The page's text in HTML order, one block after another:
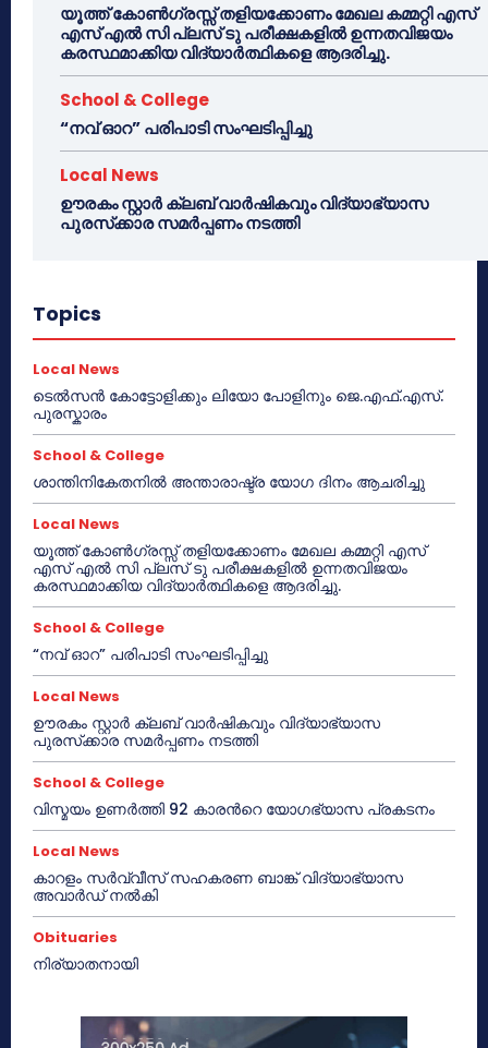
യൂത്ത് കോൺഗ്രസ്സ് തളിയക്കോണം മേഖല കമ്മറ്റി എസ്
എസ് എൽ സി പ്ലസ് ടു പരീക്ഷകളിൽ ഉന്നതവിജയം
കരസ്ഥമാക്കിയ വിദ്യാർത്ഥികളെ ആദരിച്ചു.
School & College
“നവ് ഓറ” പരിപാടി സംഘടിപ്പിച്ചു
Local News
ഊരകം സ്റ്റാർ ക്ലബ് വാർഷികവും വിദ്യാഭ്യാസ
പുരസ്‌ക്കാര സമർപ്പണം നടത്തി
Topics
Local News
ടെൽസൻ കോട്ടോളിക്കും ലിയോ പോളിനും ജെ.എഫ്.എസ്.
പുരസ്കാരം
School & College
ശാന്തിനികേതനിൽ അന്താരാഷ്ട്ര യോഗ ദിനം ആചരിച്ചു
Local News
യൂത്ത് കോൺഗ്രസ്സ് തളിയക്കോണം മേഖല കമ്മറ്റി എസ്
എസ് എൽ സി പ്ലസ് ടു പരീക്ഷകളിൽ ഉന്നതവിജയം
കരസ്ഥമാക്കിയ വിദ്യാർത്ഥികളെ ആദരിച്ചു.
School & College
“നവ് ഓറ” പരിപാടി സംഘടിപ്പിച്ചു
Local News
ഊരകം സ്റ്റാർ ക്ലബ് വാർഷികവും വിദ്യാഭ്യാസ
പുരസ്‌ക്കാര സമർപ്പണം നടത്തി
School & College
വിസ്മയം ഉണർത്തി 92 കാരൻറെ യോഗഭ്യാസ പ്രകടനം
Local News
കാറളം സർവ്വീസ് സഹകരണ ബാങ്ക് വിദ്യാഭ്യാസ
അവാർഡ് നൽകി
Obituaries
നിര്യാതനായി